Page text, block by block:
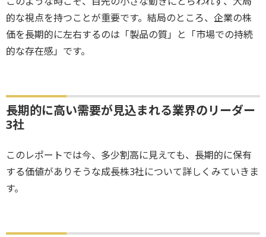
的な視点を持つことが重要です。結局のところ、企業の株
価を長期的に左右するのは「製品の質」と「市場での持続
的な存在感」です。
長期的に高い需要が見込まれる業界のリーダー
3社
このレポートでは今、多少割高に見えても、長期的に保有
する価値がありそうな成長株3社について詳しくみていきま
す。